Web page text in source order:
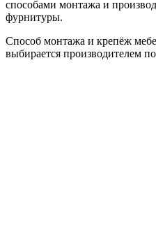
способами монтажа и
фурнитуры.
Способ монтажа и крепёж
выбирается производителем